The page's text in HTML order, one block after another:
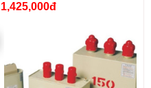
1,425,000đ